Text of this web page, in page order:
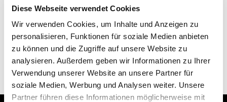
Diese Webseite verwendet Cookies
Wir verwenden Cookies, um Inhalte und Anzeigen zu
personalisieren, Funktionen für soziale Medien anbieten
zu können und die Zugriffe auf unsere Website zu
analysieren. Außerdem geben wir Informationen zu Ihrer
Verwendung unserer Website an unsere Partner für
soziale Medien, Werbung und Analysen weiter. Unsere
Partner führen diese Informationen möglicherweise mit